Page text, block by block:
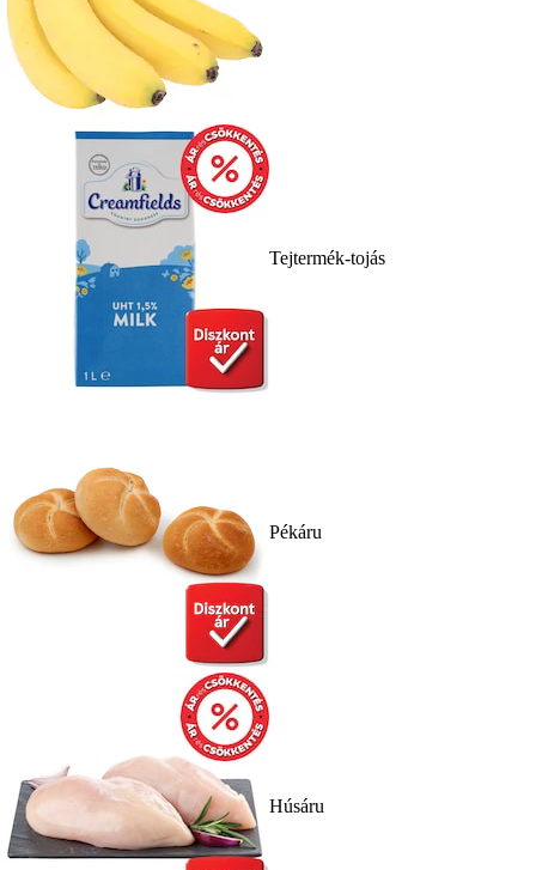
Tejtermék-tojás
Pékáru
Húsáru